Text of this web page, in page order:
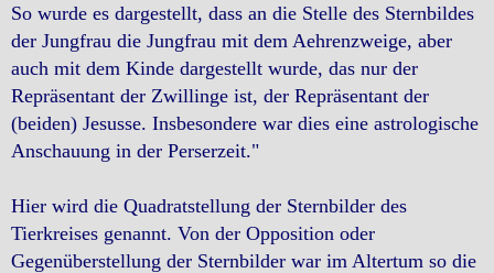
So wurde es dargestellt, dass an die Stelle des Sternbildes
der Jungfrau die Jungfrau mit dem Aehrenzweige, aber
auch mit dem Kinde dargestellt wurde, das nur der
Repräsentant der Zwillinge ist, der Repräsentant der
(beiden) Jesusse. Insbesondere war dies eine astrologische
Anschauung in der Perserzeit."
Hier wird die Quadratstellung der Sternbilder des
Tierkreises genannt. Von der Opposition oder
Gegenüberstellung der Sternbilder war im Altertum so die